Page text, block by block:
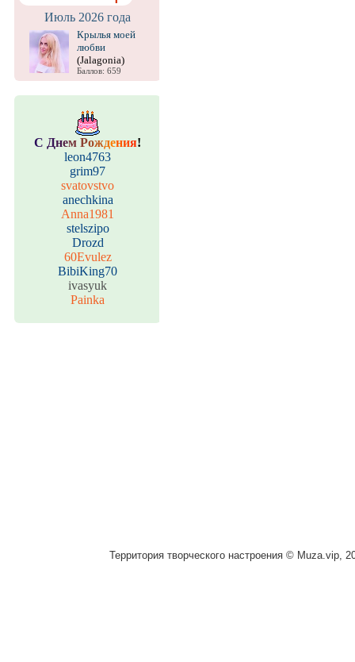
Июль 2026 года
Крылья моей
любви
(Jalagonia)
Баллов: 659
С Днем Рождения!
leon4763
grim97
svatovstvo
anechkina
Anna1981
stelszipo
Drozd
60Evulez
BibiKing70
ivasyuk
Painka
Территория творческого настроения © Muza.vip,